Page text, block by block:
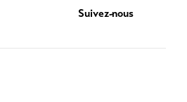
Suivez-nous